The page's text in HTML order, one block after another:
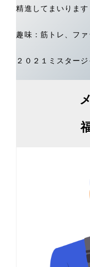
精進してまいります
趣味：筋トレ、フ
２０２１ミスター